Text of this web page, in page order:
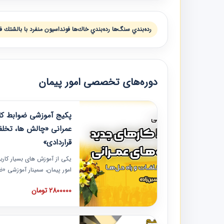
رده‌بندي سنگ‌ها رده‌بندي خاك‌ها فونداسيون منفرد با
دوره‌های تخصصی امور پیمان
پکیج آموزشی ضوابط
عمرانی «چالش ها،
قراردادی»
یکی از آموزش‏‏‏‏‏‏ های بسیار
امور پیمان، سمینار آموزشی
عمرانی» چالش ها،
در محل سندیکای شرکت های
به همراه تجربیات عملی
2800000 تومان